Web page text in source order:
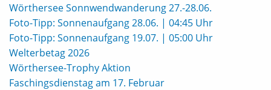
Wörthersee Sonnwendwanderung 27.-28.06.
Foto-Tipp: Sonnenaufgang 28.06. | 04:45 Uhr
Foto-Tipp: Sonnenaufgang 19.07. | 05:00 Uhr
Welterbetag 2026
Wörthersee-Trophy Aktion
Faschingsdienstag am 17. Februar